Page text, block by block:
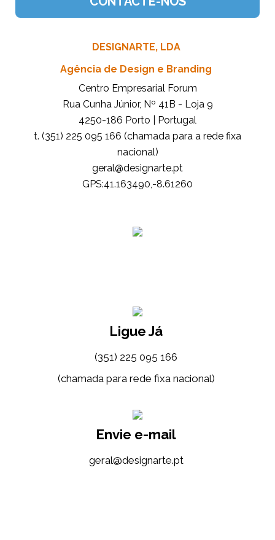
DESIGNARTE, LDA
Agência de Design e Branding
Centro Empresarial Forum
Rua Cunha Júnior, Nº 41B - Loja 9
4250-186 Porto | Portugal
t. (351) 225 095 166 (chamada para a rede fixa
nacional)
tp.etrangised@lareg
GPS:41.163490,-8.61260
Ligue Já
(351) 225 095 166
(chamada para rede fixa nacional)
Envie e-mail
tp.etrangised@lareg